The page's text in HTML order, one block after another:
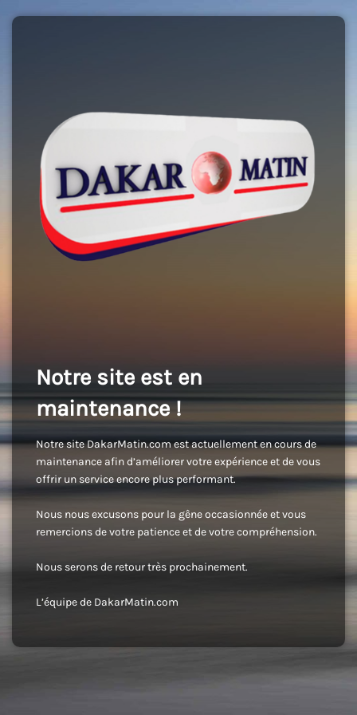
Notre site est en
maintenance !
Notre site DakarMatin.com est actuellement en cours de
maintenance afin d’améliorer votre expérience et de vous
offrir un service encore plus performant.
Nous nous excusons pour la gêne occasionnée et vous
remercions de votre patience et de votre compréhension.
Nous serons de retour très prochainement.
L’équipe de DakarMatin.com